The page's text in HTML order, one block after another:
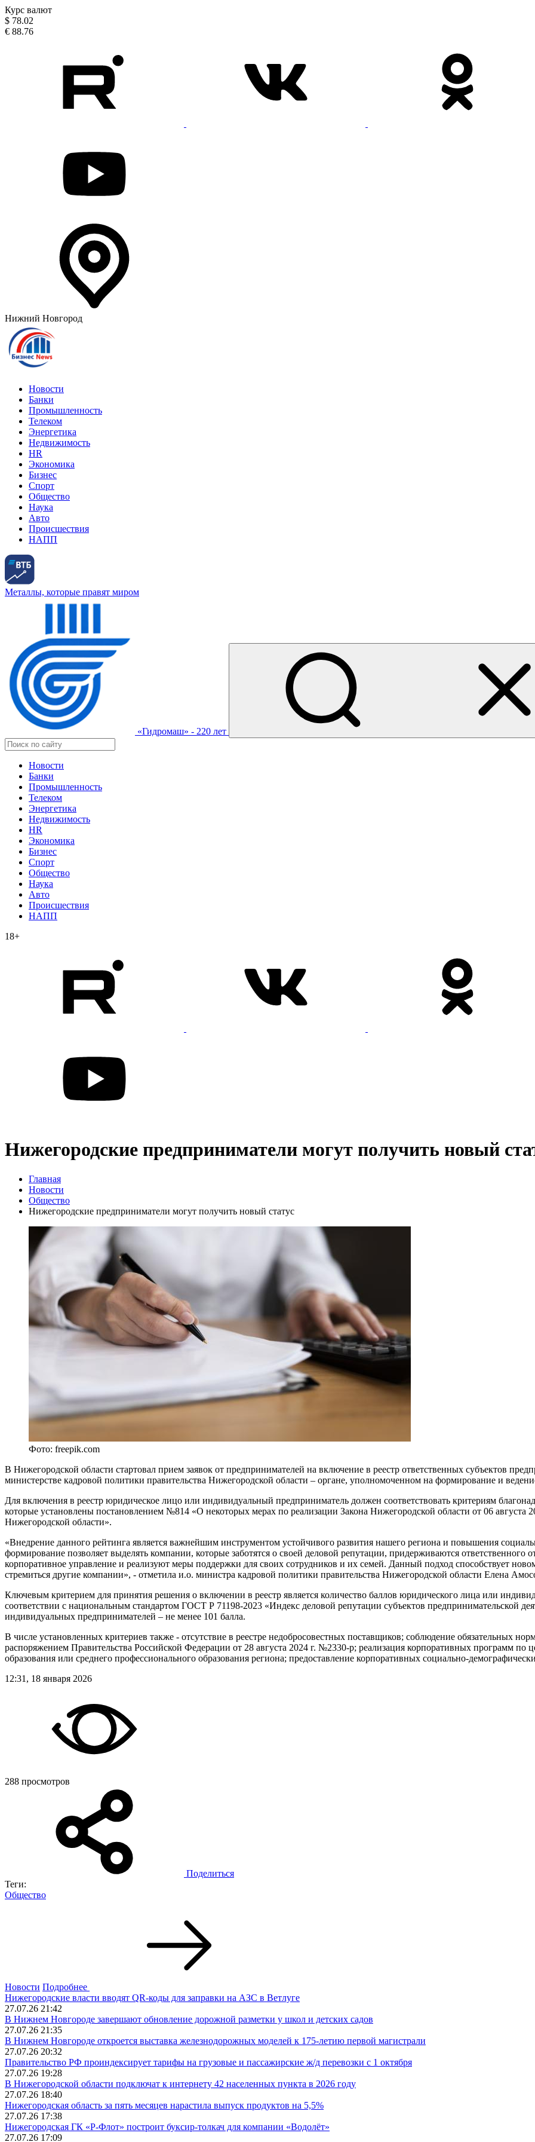
Курс валют
$ 78.02
€ 88.76
Нижний Новгород
Новости
Банки
Промышленность
Телеком
Энергетика
Недвижимость
HR
Экономика
Бизнес
Спорт
Общество
Наука
Авто
Происшествия
НАПП
Металлы, которые правят миром
«Гидромаш» - 220 лет
Новости
Банки
Промышленность
Телеком
Энергетика
Недвижимость
HR
Экономика
Бизнес
Спорт
Общество
Наука
Авто
Происшествия
НАПП
18+
Нижегородские предприниматели могут получить новый
Главная
Новости
Общество
Нижегородские предприниматели могут получить новый статус
Фото: freepik.com
В Нижегородской области стартовал прием заявок от предпринимателей на включение в реестр ответственных субъектов
министерстве кадровой политики правительства Нижегородской области – органе, уполномоченном на формирование и
Для включения в реестр юридическое лицо или индивидуальный предприниматель должен соответствовать критериям
которые установлены постановлением №814 «О некоторых мерах по реализации Закона Нижегородской области от 06 августа
Нижегородской области».
«Внедрение данного рейтинга является важнейшим инструментом устойчивого развития нашего региона и повышения
формирование позволяет выделять компании, которые заботятся о своей деловой репутации, придерживаются
корпоративное управление и реализуют меры поддержки для своих сотрудников и их семей. Данный подход способствует
стремиться другие компании», - отметила и.о. министра кадровой политики правительства Нижегородской области Елена
Ключевым критерием для принятия решения о включении в реестр является количество баллов юридического лица или
соответствии с национальным стандартом ГОСТ Р 71198-2023 «Индекс деловой репутации субъектов предпринимательской
индивидуальных предпринимателей – не менее 101 балла.
В числе установленных критериев также - отсутствие в реестре недобросовестных поставщиков; соблюдение обязательных
распоряжением Правительства Российской Федерации от 28 августа 2024 г. №2330-р; реализация корпоративных программ по
образования или среднего профессионального образования региона; предоставление корпоративных социально-
12:31, 18 января 2026
288 просмотров
Поделиться
Теги:
Общество
Новости Подробнее
Нижегородские власти вводят QR-коды для заправки на АЗС в Ветлуге
27.07.26 21:42
В Нижнем Новгороде завершают обновление дорожной разметки у школ и детских садов
27.07.26 21:35
В Нижнем Новгороде откроется выставка железнодорожных моделей к 175-летию первой магистрали
27.07.26 20:32
Правительство РФ проиндексирует тарифы на грузовые и пассажирские ж/д перевозки с 1 октября
27.07.26 19:28
В Нижегородской области подключат к интернету 42 населенных пункта в 2026 году
27.07.26 18:40
Нижегородская область за пять месяцев нарастила выпуск продуктов на 5,5%
27.07.26 17:38
Нижегородская ГК «Р-Флот» построит буксир-толкач для компании «Водолёт»
27.07.26 17:09